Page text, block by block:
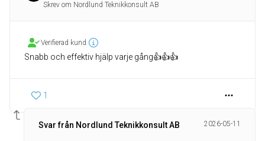
Skrev om Nordlund Teknikkonsult AB
Verifierad kund
Snabb och effektiv hjälp varje gång👍👍👍
1
Svar från Nordlund Teknikkonsult AB 2026-05-11